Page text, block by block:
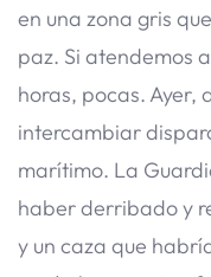
en una zona gris
paz. Si atendemos
horas, pocas. Ayer,
intercambiar
marítimo. La
haber derribado y
y un caza que